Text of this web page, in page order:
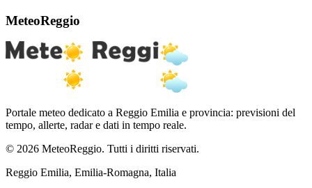
MeteoReggio
Portale meteo dedicato a Reggio Emilia e provincia: previsioni del
tempo, allerte, radar e dati in tempo reale.
© 2026 MeteoReggio. Tutti i diritti riservati.
Reggio Emilia, Emilia-Romagna, Italia